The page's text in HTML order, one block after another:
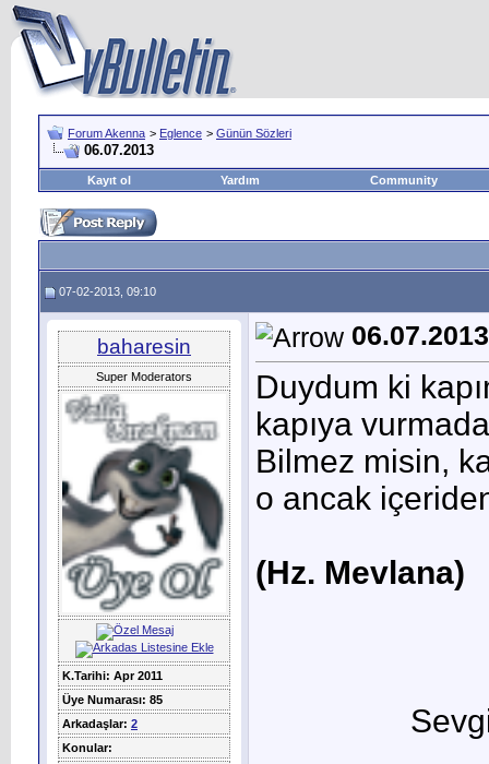
Forum Akenna > Eglence > Günün Sözleri
06.07.2013
Kayıt ol Yardım Community
07-02-2013, 09:10
baharesin
Super Moderators
K.Tarihi: Apr 2011
Üye Numarası: 85
Arkadaşlar: 2
Konular:
06.07.2013
Duydum ki
kapıya
Bilmez misin,
o ancak
(Hz. Mevlana)